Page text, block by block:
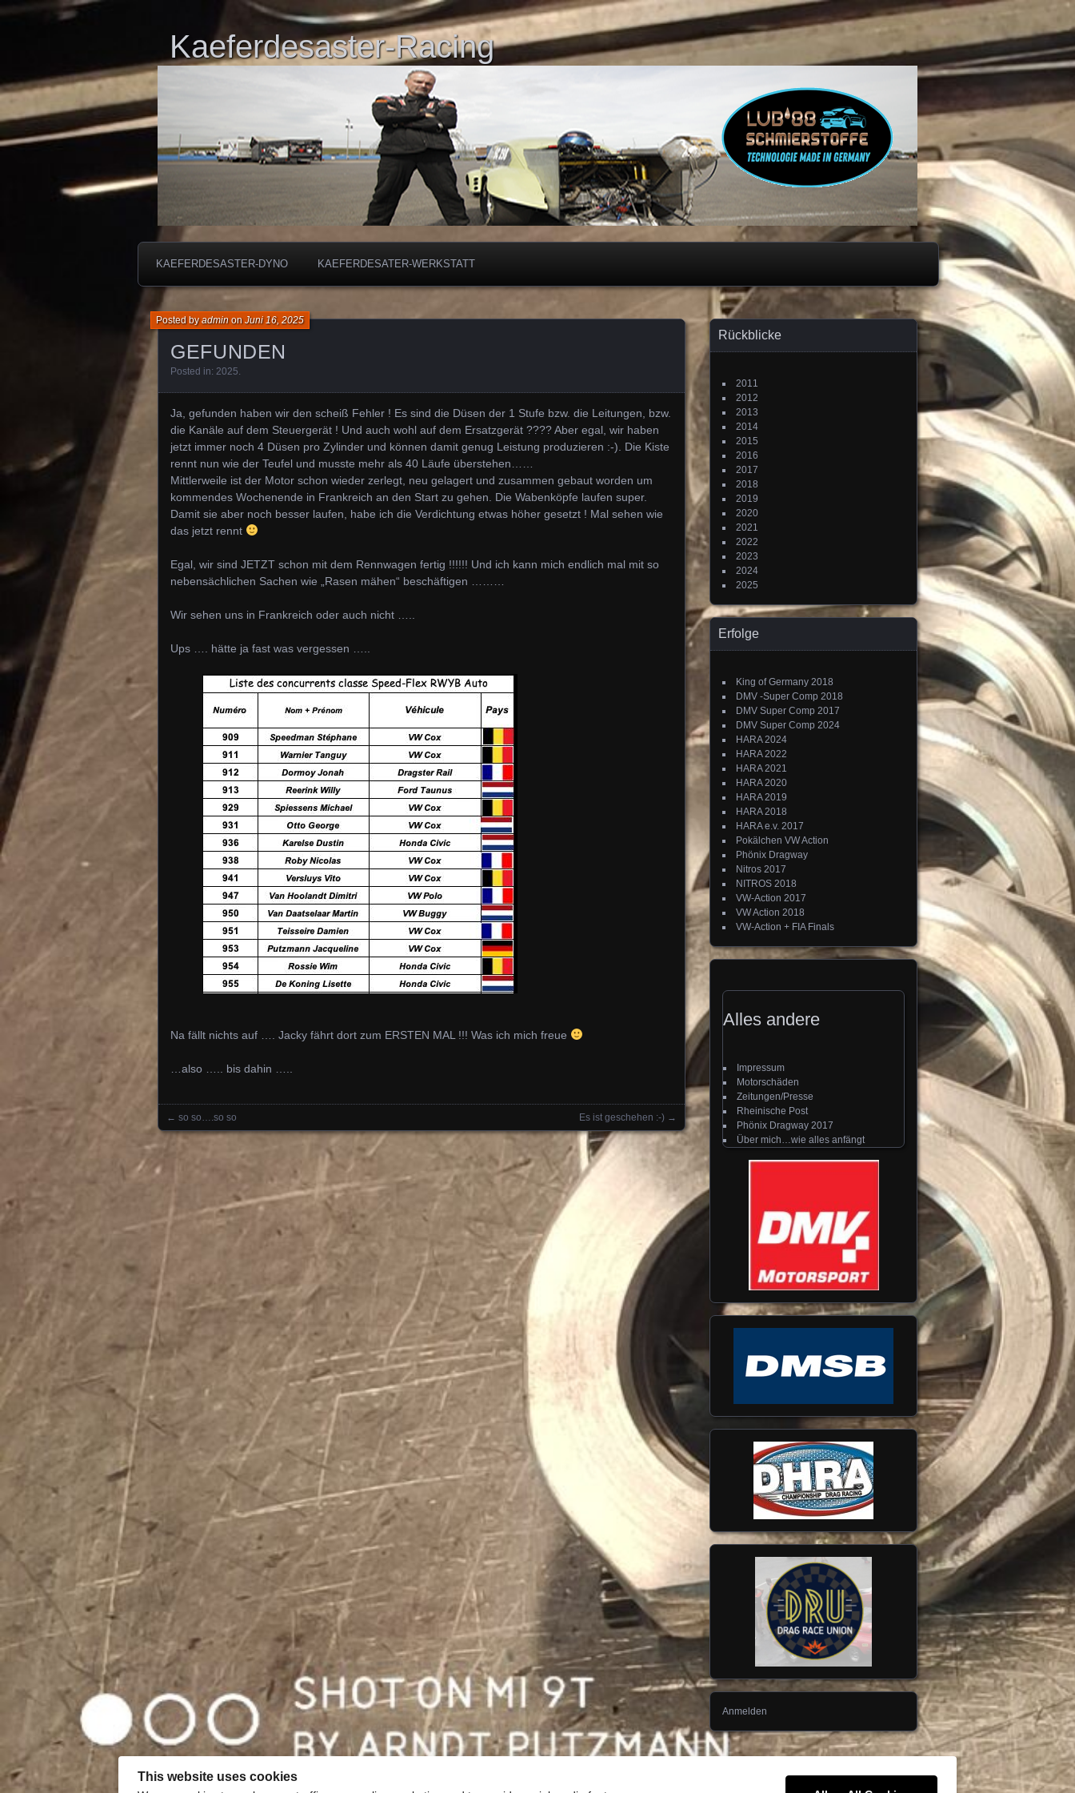
Kaeferdesaster-Racing
KAEFERDESASTER-DYNO KAEFERDESATER-WERKSTATT
GEFUNDEN
Posted byadminonJuni 16, 2025
Posted in: 2025.
Ja, gefunden haben wir den scheiß Fehler ! Es sind die Düsen der 1 Stufe bzw. die Leitungen, bzw.
die Kanäle auf dem Steuergerät ! Und auch wohl auf dem Ersatzgerät ???? Aber egal, wir haben
jetzt immer noch 4 Düsen pro Zylinder und können damit genug Leistung produzieren :-). Die Kiste
rennt nun wie der Teufel und musste mehr als 40 Läufe überstehen……
Mittlerweile ist der Motor schon wieder zerlegt, neu gelagert und zusammen gebaut worden um
kommendes Wochenende in Frankreich an den Start zu gehen. Die Wabenköpfe laufen super.
Damit sie aber noch besser laufen, habe ich die Verdichtung etwas höher gesetzt ! Mal sehen wie
das jetzt rennt
Egal, wir sind JETZT schon mit dem Rennwagen fertig !!!!!! Und ich kann mich endlich mal mit so
nebensächlichen Sachen wie „Rasen mähen“ beschäftigen ………
Wir sehen uns in Frankreich oder auch nicht …..
Ups …. hätte ja fast was vergessen …..
Na fällt nichts auf …. Jacky fährt dort zum ERSTEN MAL !!! Was ich mich freue
…also ….. bis dahin …..
Posts navigation
← so so….so so Es ist geschehen :-) →
Rückblicke
2011
2012
2013
2014
2015
2016
2017
2018
2019
2020
2021
2022
2023
2024
2025
Erfolge
King of Germany 2018
DMV -Super Comp 2018
DMV Super Comp 2017
DMV Super Comp 2024
HARA 2024
HARA 2022
HARA 2021
HARA 2020
HARA 2019
HARA 2018
HARA e.v. 2017
Pokälchen VW Action
Phönix Dragway
Nitros 2017
NITROS 2018
VW-Action 2017
VW Action 2018
VW-Action + FIA Finals
Alles andere
Impressum
Motorschäden
Zeitungen/Presse
Rheinische Post
Phönix Dragway 2017
Über mich…wie alles anfängt
Anmelden
This website uses cookies